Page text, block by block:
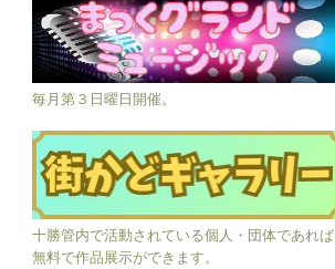
毎月第３日曜日開催。
十勝管内で活動されている個人・団体であれば
無料で作品展示ができます。